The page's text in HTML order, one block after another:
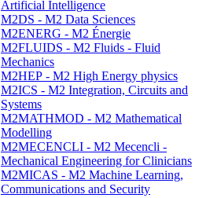
Artificial Intelligence
M2DS - M2 Data Sciences
M2ENERG - M2 Énergie
M2FLUIDS - M2 Fluids - Fluid
Mechanics
M2HEP - M2 High Energy physics
M2ICS - M2 Integration, Circuits and
Systems
M2MATHMOD - M2 Mathematical
Modelling
M2MECENCLI - M2 Mecencli -
Mechanical Engineering for Clinicians
M2MICAS - M2 Machine Learning,
Communications and Security